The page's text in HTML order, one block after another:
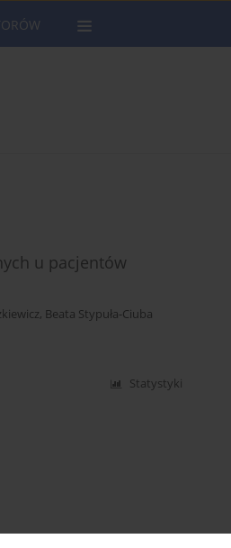
u pacjentów
, Beata Stypuła-Ciuba
Statystyki